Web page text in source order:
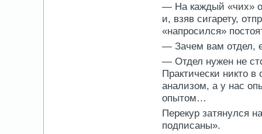
— На каждый «чих»
и, взяв сигарету,
«напросился»
— Зачем вам отдел,
— Отдел нужен не
Практически никто
анализом, а у нас
опытом…
Перекур затянулся
подписаны».